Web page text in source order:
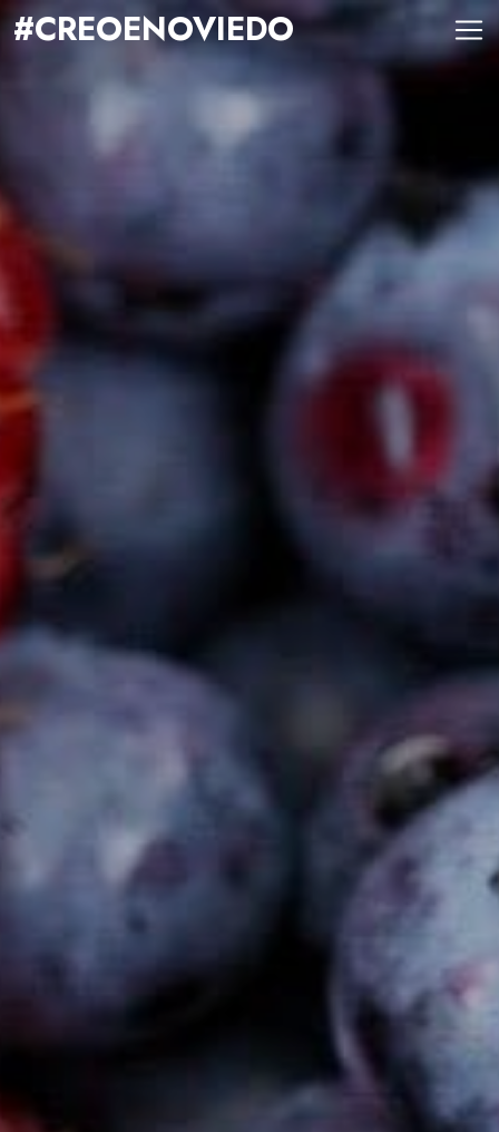
#CREOENOVIEDO